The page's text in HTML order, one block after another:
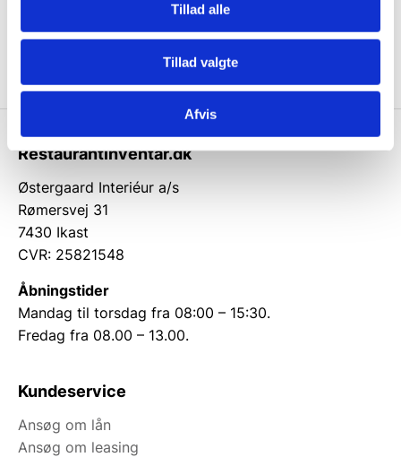
Tillad alle
Tillad valgte
Afvis
Brug for hjælp?
Kontakt kundeservice 97 15 31 11
Restaurantinventar.dk
Østergaard Interiéur a/s
Rømersvej 31
7430 Ikast
CVR: 25821548
Åbningstider
Mandag til torsdag fra 08:00 – 15:30.
Fredag fra 08.00 – 13.00.
Kundeservice
Ansøg om lån
Ansøg om leasing